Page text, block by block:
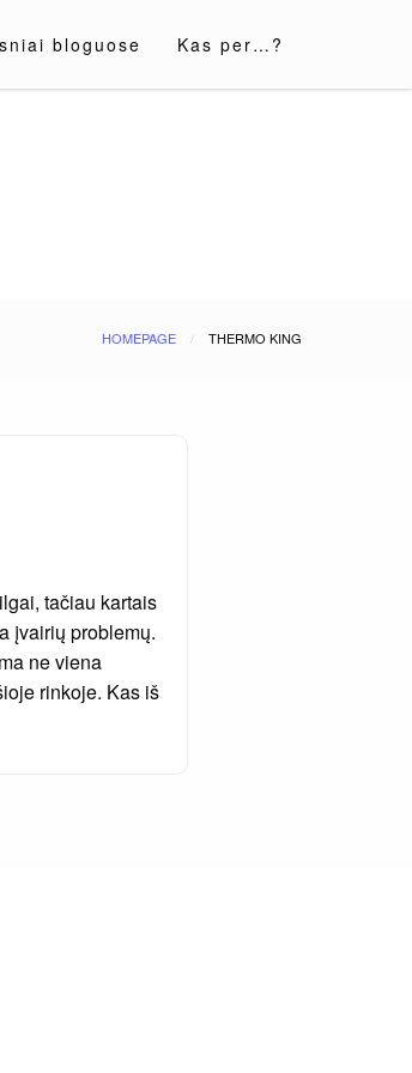
bloguose Kas per…?
HOMEPAGE THERMO KING
tačiau kartais
įvairių problemų.
ne viena
rinkoje. Kas iš